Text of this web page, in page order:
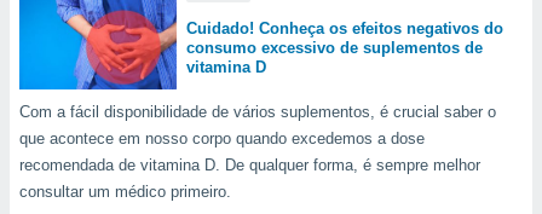
a
a
cookies,
Cuidado! Conheça os efeitos negativos do
consumo excessivo de suplementos de
vitamina D
Com a fácil disponibilidade de vários suplementos, é crucial saber o
que acontece em nosso corpo quando excedemos a dose
recomendada de vitamina D. De qualquer forma, é sempre melhor
consultar um médico primeiro.